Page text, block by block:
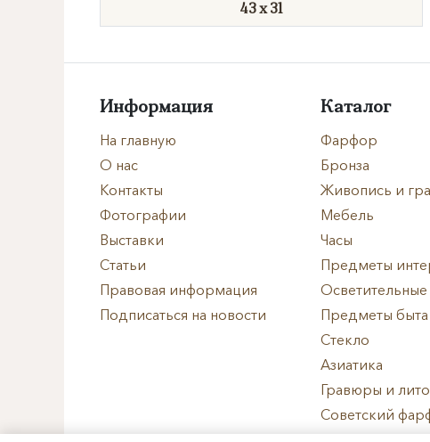
Размеры
Техника
Материал
Нет в наличии
43 х 31
Информация
На главную
О нас
Контакты
Фотографии
Выставки
Статьи
Правовая информация
Подписаться на новости
Каталог
Фарфор
Бронза
Живопись и
Мебель
Часы
Предметы
Предметы быта
Стекло
Азиатика
Гравюры и
Советский